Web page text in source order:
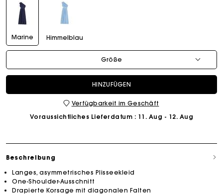
Marine Himmelblau
Größe
HINZUFÜGEN
Verfügbarkeit im Geschäft
Voraussichtliches Lieferdatum : 11. Aug - 12. Aug
Beschreibung
Langes, asymmetrisches Plisseekleid
One-Shoulder-Ausschnitt
Drapierte Korsage mit diagonalen Falten